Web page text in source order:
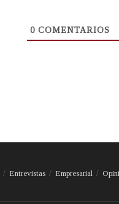
0 COMENTARIOS
Entrevistas Empresarial